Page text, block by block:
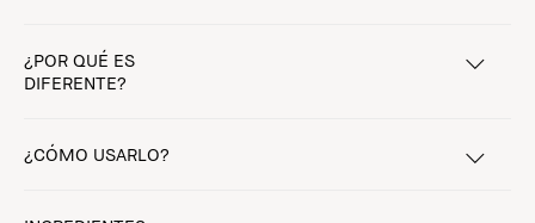
¿POR QUÉ ES
DIFERENTE?
¿CÓMO USARLO?